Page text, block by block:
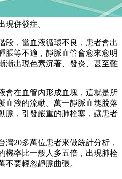
現併發症。
段，當血液循環不良，患者會出
脹等不適，靜脈血管會愈來愈明
漸出現色素沉著、發炎、甚至難
會在血管內形成血塊，這就是所
血液的流動。萬一靜脈血塊脫落
脈，引發嚴重的肺栓塞，讓患者
灣20多萬位患者來做統計分析，
機率比一般人多五倍，出現肺栓
不要輕忽靜脈曲張。